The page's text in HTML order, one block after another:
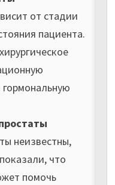
от стадии
пациента.
неизвестны,
что
помочь